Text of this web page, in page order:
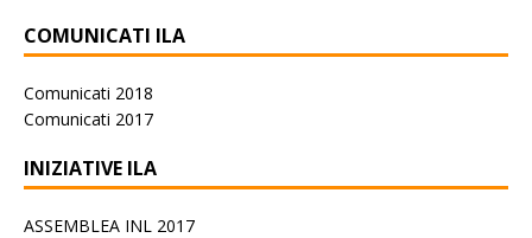
COMUNICATI ILA
Comunicati 2018
Comunicati 2017
INIZIATIVE ILA
ASSEMBLEA INL 2017